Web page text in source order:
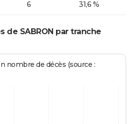
6 31,6 %
de SABRON par tranche
nombre de décès (source :